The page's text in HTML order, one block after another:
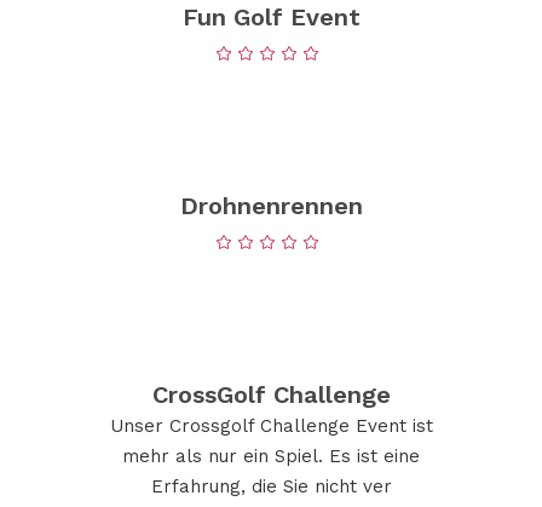
Fun Golf Event
Drohnenrennen
CrossGolf Challenge
Unser Crossgolf Challenge Event ist
mehr als nur ein Spiel. Es ist eine
Erfahrung, die Sie nicht ver